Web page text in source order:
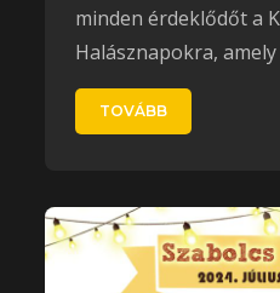
minden érdeklődőt a
Halásznapokra,
TOVÁBB